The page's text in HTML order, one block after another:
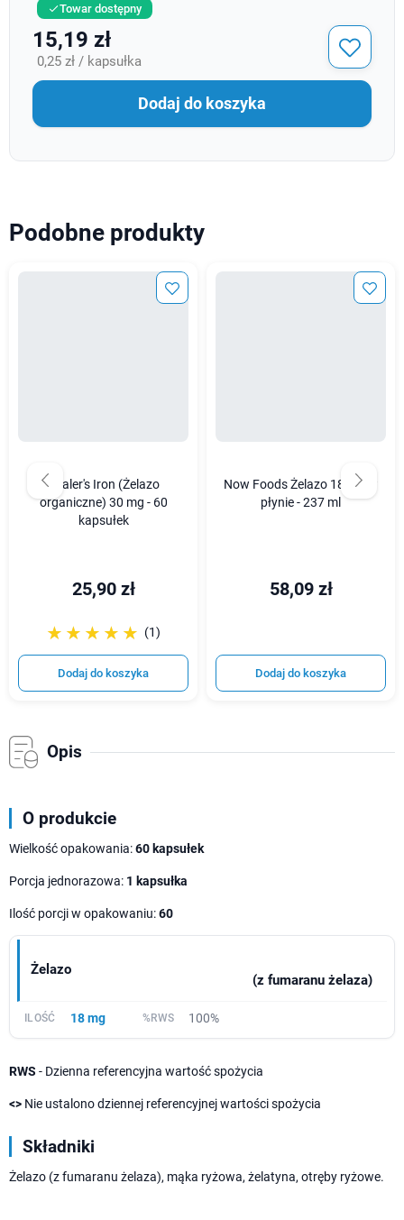
Towar dostępny
15,19 zł
0,25 zł / kapsułka
Dodaj do koszyka
Podobne produkty
Vitaler's Iron (Żelazo
organiczne) 30 mg - 60
kapsułek
25,90 zł
☆☆☆☆☆
★★★★★ (1)
Dodaj do koszyka
Now Foods Żelazo 18 mg w
płynie - 237 ml
58,09 zł
Dodaj do koszyka
Opis
O produkcie
Wielkość opakowania:60 kapsułek
Porcja jednorazowa: 1 kapsułka
Ilość porcji w opakowaniu:60
Żelazo
(z fumaranu żelaza)
18 mg 100%
RWS - Dzienna referencyjna wartość spożycia
<> Nie ustalono dziennej referencyjnej wartości spożycia
Składniki
Żelazo (z fumaranu żelaza), mąka ryżowa, żelatyna, otręby ryżowe.